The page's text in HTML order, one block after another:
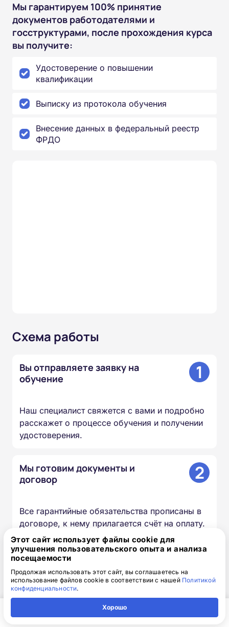
Мы гарантируем 100% принятие
документов работодателями и
госструктурами, после прохождения курса
вы получите:
Удостоверение о повышении
квалификации
Выписку из протокола обучения
Внесение данных в федеральный реестр
ФРДО
Схема работы
Вы отправляете заявку на
обучение
1
Наш специалист свяжется с вами и подробно
расскажет о процессе обучения и получении
удостоверения.
Мы готовим документы и
договор
2
Все гарантийные обязательства прописаны в
договоре, к нему прилагается счёт на оплату.
Вы получаете доступ к учебным
Доступ к личному кабинету высылается по
электронной почте вместе с логином и
Этот сайт использует файлы cookie для
улучшения пользовательского опыта и анализа
посещаемости
Продолжая использовать этот сайт, вы соглашаетесь на
использование файлов cookie в соответствии с нашей Политикой
конфиденциальности.
Хорошо